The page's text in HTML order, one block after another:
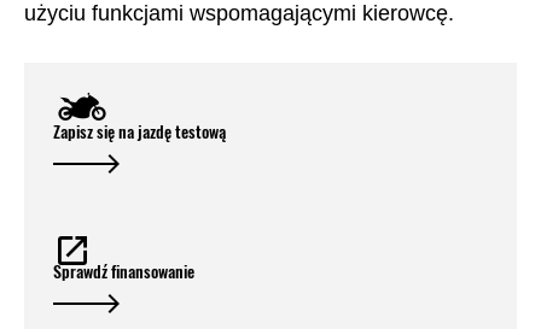
użyciu funkcjami wspomagającymi kierowcę.
Zapisz się na jazdę testową
Sprawdź finansowanie